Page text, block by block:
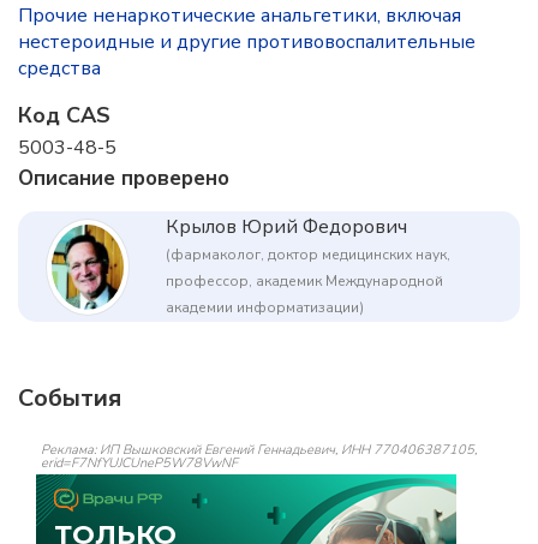
Прочие ненаркотические анальгетики, включая
нестероидные и другие противовоспалительные
средства
Код CAS
5003-48-5
Описание проверено
Крылов Юрий Федорович
(фармаколог, доктор медицинских наук,
профессор, академик Международной
академии информатизации)
События
Реклама: ИП Вышковский Евгений Геннадьевич, ИНН 770406387105,
erid=F7NfYUJCUneP5W78VwNF